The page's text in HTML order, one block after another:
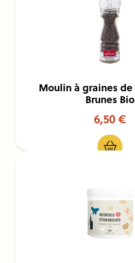
Moulin à graines
Brunes Bio
6,50 €